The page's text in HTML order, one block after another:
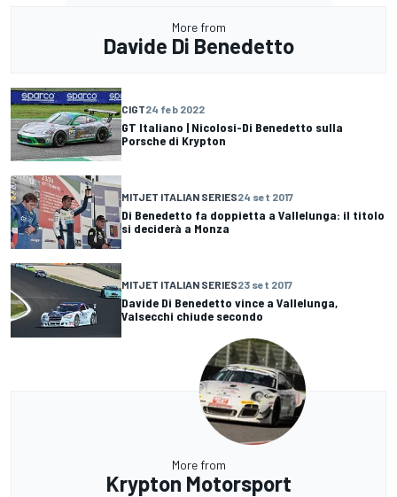
More from
Davide Di Benedetto
CIGT24 feb 2022
GT Italiano | Nicolosi-Di Benedetto sulla
Porsche di Krypton
MITJET ITALIAN SERIES24 set 2017
Di Benedetto fa doppietta a Vallelunga: il titolo
si deciderà a Monza
MITJET ITALIAN SERIES23 set 2017
Davide Di Benedetto vince a Vallelunga,
Valsecchi chiude secondo
More from
Krypton Motorsport